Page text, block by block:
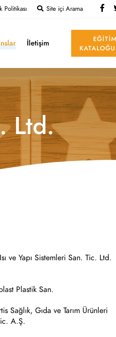
Politikası Site içi Arama
İletişim
EĞITIM
Ltd.
ve Yapı Sistemleri San. Tic. Ltd.
Plastik San.
Sağlık, Gıda ve Tarım Ürünleri
A.Ş.